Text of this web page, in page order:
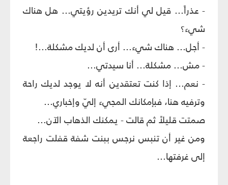
- عذراً... قيل لي أنك تريدين رؤيتي... هل هناك
شيء؟
- أجل... هناك شيء... أرى أن لديك مشكلة...!
- مش... مشكلة... أنا سيدتي...
- نعم... إذا كنت تعتقدين أنه لا يوجد لديك راحة
وترفيه هنا، فبإمكانك المجيء إليّ وإخباري...
صمتت قليلاً ثم قالت - يمكنك الذهاب الآن...
ومن غير أن تنبس نرجس ببنت شفة قفلت راجعة
إلى غرفتها...